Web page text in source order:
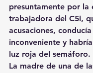
presuntamente por la
trabajadora del C5i,
acusaciones,
inconveniente y
luz roja del semáforo.
La madre de una de